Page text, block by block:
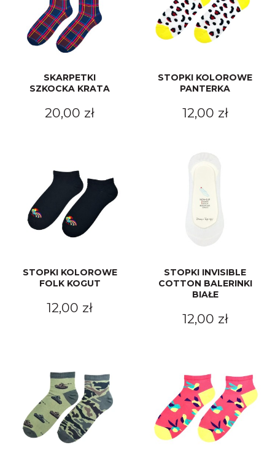
SKARPETKI
SZKOCKA KRATA
20,00 zł
STOPKI KOLOROWE
PANTERKA
12,00 zł
STOPKI KOLOROWE
FOLK KOGUT
12,00 zł
STOPKI INVISIBLE
COTTON BALERINKI
BIAŁE
12,00 zł